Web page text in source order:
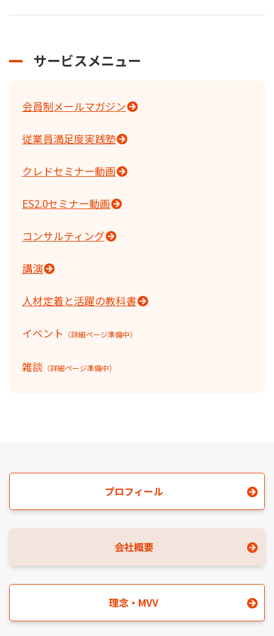
サービスメニュー
会員制メールマガジン
従業員満足度実践塾
クレドセミナー動画
ES2.0セミナー動画
コンサルティング
講演
人材定着と活躍の教科書
イベント （詳細ページ準備中）
雑談 （詳細ページ準備中）
プロフィール
会社概要
理念・MVV